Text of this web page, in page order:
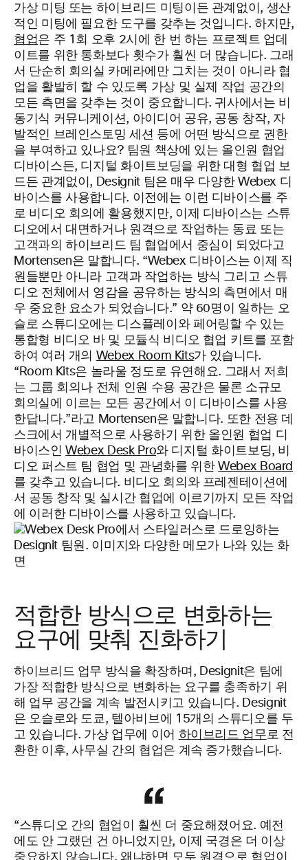
가상 미팅 또는 하이브리드 미팅이든 관계없이, 생산
적인 미팅에 필요한 도구를 갖추는 것입니다. 하지만,
협업은 주 1회 오후 2시에 한 번 하는 프로젝트 업데
이트를 위한 통화보다 횟수가 훨씬 더 많습니다. 그래
서 단순히 회의실 카메라에만 그치는 것이 아니라 협
업을 활발히 할 수 있도록 가상 및 실제 작업 공간의
모든 측면을 갖추는 것이 중요합니다. 귀사에서는 비
동기식 커뮤니케이션, 아이디어 공유, 공동 창작, 자
발적인 브레인스토밍 세션 등에 어떤 방식으로 권한
을 부여하고 있나요? 팀원 책상에 있는 올인원 협업
디바이스든, 디지털 화이트보딩을 위한 대형 협업 보
드든 관계없이, Designit 팀은 매우 다양한 Webex 디
바이스를 사용합니다. 이전에는 이런 디바이스를 주
로 비디오 회의에 활용했지만, 이제 디바이스는 스튜
디오에서 대면하거나 원격으로 작업하는 동료 또는
고객과의 하이브리드 팀 협업에서 중심이 되었다고
Mortensen은 말합니다. “Webex 디바이스는 이제 직
원들뿐만 아니라 고객과 작업하는 방식 그리고 스튜
디오 전체에서 영감을 공유하는 방식의 측면에서 매
우 중요한 요소가 되었습니다.” 약 60명이 일하는 오
슬로 스튜디오에는 디스플레이와 페어링할 수 있는
통합형 비디오 바 및 모듈식 비디오 협업 키트를 포함
하여 여러 개의 Webex Room Kits가 있습니다.
“Room Kits은 놀라울 정도로 유연해요. 그래서 저희
는 그룹 회의나 전체 인원 수용 공간은 물론 소규모
회의실에 이르는 모든 공간에서 이 디바이스를 사용
한답니다.”라고 Mortensen은 말합니다. 또한 전용 데
스크에서 개별적으로 사용하기 위한 올인원 협업 디
바이스인Webex Desk Pro와 디지털 화이트보딩, 비
디오 퍼스트 팀 협업 및 관념화를 위한Webex Board
를 갖추고 있습니다. 비디오 회의와 프레젠테이션에
서 공동 창작 및 실시간 협업에 이르기까지 모든 작업
에 이러한 디바이스를 사용하고 있습니다.
적합한 방식으로 변화하는
요구에 맞춰 진화하기
하이브리드 업무 방식을 확장하며, Designit은 팀에
가장 적합한 방식으로 변화하는 요구를 충족하기 위
해 업무 공간을 계속 발전시키고 있습니다. Designit
은 오슬로와 도쿄, 텔아비브에 15개의 스튜디오를 두
고 있습니다. 가상 업무에 이어 하이브리드 업무로 전
환한 이후, 사무실 간의 협업은 계속 증가했습니다.
“스튜디오 간의 협업이 훨씬 더 중요해졌어요. 예전
에도 안 그랬던 건 아니었지만, 이제 국경은 더 이상
중요하지 않습니다. 왜냐하면 모두 원격으로 협업이